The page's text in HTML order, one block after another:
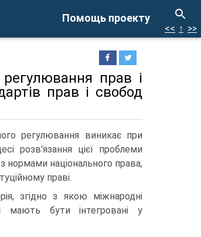
Помощь проекту
<< ↑ >>
регулювання прав і
прав і свобод
регулювання виникає при
розв'язання цієї проблеми
нормами національного права,
праві.
згідно з якою міжнародні
мають бути інтегровані у